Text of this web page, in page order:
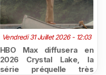
Vendredi 31 Juillet 2026 - 12:03
HBO Max diffusera en
2026 Crystal Lake, la
série préquelle très